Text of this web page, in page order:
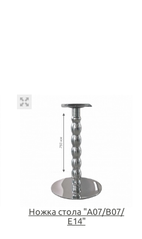
Ножка стола "А07/В07/
Е14"